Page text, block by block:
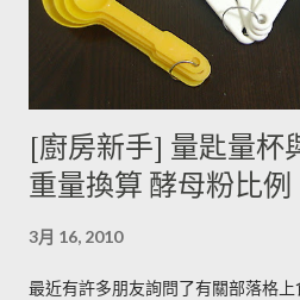
薯應該如何正確儲藏？ 1. 放在陰暗
生物鹼。 2. 別放進冰箱冷藏，低溫
烹煮變黑的情形較常溫儲存的馬鈴
木不子誤解《食物與廚藝 蔬果、香
意義，請大家掠過這段說法。自己
較容易發黑，但是目前還找不到相關
淨蒸熟，接著再依據料理需求切塊或
凍。必須注意的是，在馬鈴薯冷凍的
[廚房新手] 量匙量杯
重量換算 酵母粉比例
3月 16, 2010
最近有許多朋友詢問了有關部落格上